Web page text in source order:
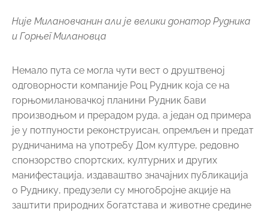
Није Милановчанин али је велики донатор Рудника
и Горњег Милановца
Немало пута се могла чути вест о друштвеној
одговорности компаније Роц Рудник која се на
горњомилановачкој планини Рудник бави
производњом и прерадом руда, а један од примера
је у потпуности реконструисан, опремљен и предат
рудничанима на употребу Дом културе, редовно
спонзорство спортских, културних и других
манифестација, издаваштво значајних публикација
о Руднику, предузели су многобројне акције на
заштити природних богатстава и животне средине